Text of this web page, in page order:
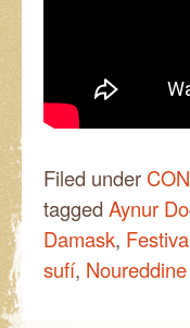
Filed under
tagged Aynur
Damask,
sufí,